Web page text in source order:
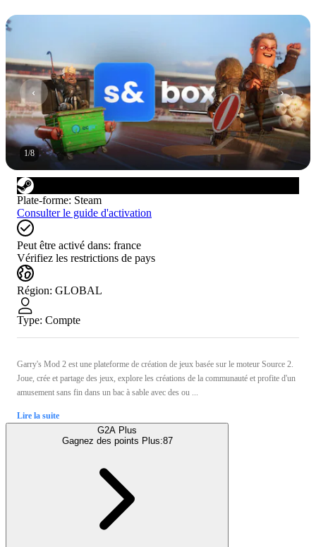
1/8
Plate-forme: Steam
Consulter le guide d'activation
Peut être activé dans: france
Vérifiez les restrictions de pays
Région: GLOBAL
Type: Compte
Garry's Mod 2 est une plateforme de création de jeux basée sur le moteur Source 2.
Joue, crée et partage des jeux, explore les créations de la communauté et profite d'un
amusement sans fin dans un bac à sable avec des ou ...
Lire la suite
G2A Plus
Gagnez des points Plus:87